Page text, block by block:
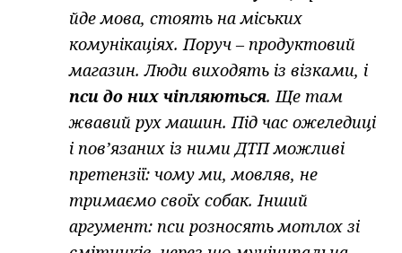
йде мова, стоять на міських
комунікаціях. Поруч – продуктовий
магазин. Люди виходять із візками, і
пси до них чіпляються. Ще там
жвавий рух машин. Під час ожеледиці
і пов’язаних із ними ДТП можливі
претензії: чому ми, мовляв, не
тримаємо своїх собак. Інший
аргумент: пси розносять мотлох зі